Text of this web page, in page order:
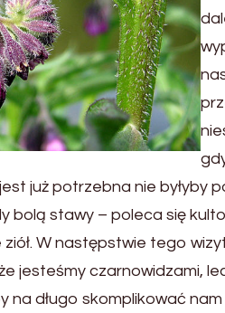
już potrzebna nie byłyby
bolą stawy – poleca się
W następstwie tego
jesteśmy czarnowidzami,
na długo skomplikować nam